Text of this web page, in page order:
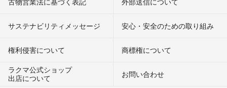
サステナビリティメッセージ 安心・安全のための取り組み
権利侵害について
商標権について
ラクマ公式ショップ
出店について
お問い合わせ